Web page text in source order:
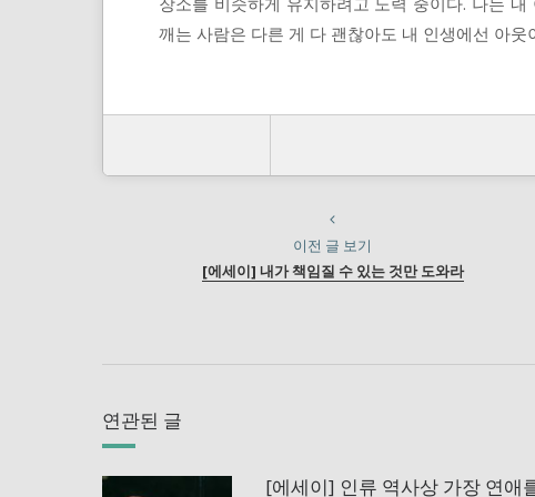
깨는 사람은 다른 게 다 괜찮아도 내 인생에선 아
이전 글 보기
[에세이] 내가 책임질 수 있는 것만 도와라
연관된 글
[에세이] 인류 역사상 가장 연애